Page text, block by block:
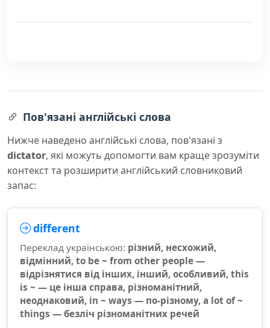
Пов'язані англійські слова
Нижче наведено англійські слова, пов'язані з
dictator, які можуть допомогти вам краще зрозуміти
контекст та розширити англійський словниковий
запас:
different
Переклад українською: різний, несхожий,
відмінний, to be ~ from other people —
відрізнятися від інших, інший, особливий, this
is ~ — це інша справа, різноманітний,
неоднаковий, in ~ ways — по-різному, a lot of ~
things — безліч різноманітних речей